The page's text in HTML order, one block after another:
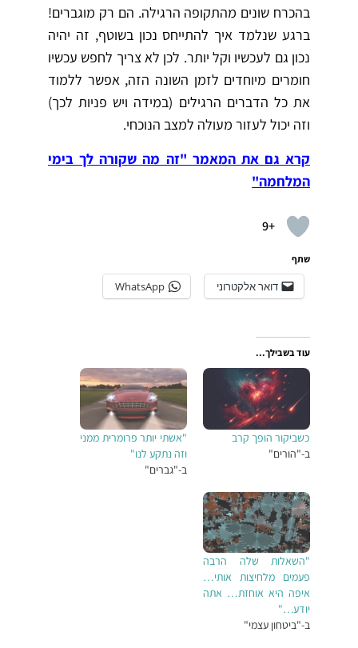
בהכרח שונים מהתקופה הרגילה. הם רק מוגברים!
ברגע שנלמד איך להתייחס נכון בשוטף, זה יהיה
נכון גם לעכשיו וקל יותר. לכן לא צריך לחפש עכשיו
חומרים מיוחדים לזמן השונה הזה, אפשר ללמוד
את כל הדברים הרגילים (במידה ויש פניות לכך)
וזה יכול לעזור מעולה למצב הנוכחי.
קרא גם את המאמר "זה מה שקורה לך בימי
המלחמה"
+9
שתף
דואר אלקטרוני WhatsApp
עוד בשבילך...
כשביקור הופך קרב
ב-"הורים"
"אשתי יותר פרומרית ממני
וזה נתקע לנו"
ב-"גברים"
"השאלות שלה הרבה
פעמים מלחיצות אותי…
איפה היא אוחזת… אתה
יודע…"
ב-"ביטחון עצמי"